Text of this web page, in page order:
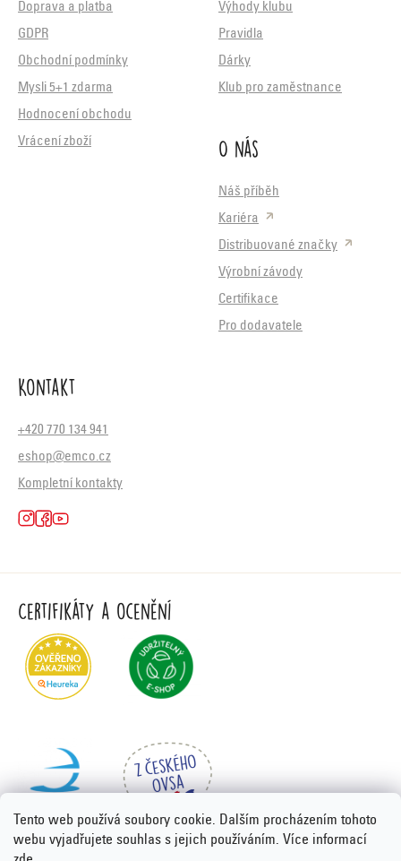
Tento web používá soubory cookie. Dalším procházením tohoto
webu vyjadřujete souhlas s jejich používáním. Více informací
Doprava a platba
GDPR
Obchodní podmínky
Mysli 5+1 zdarma
Hodnocení obchodu
Vrácení zboží
Výhody klubu
Pravidla
Dárky
Klub pro zaměstnance
O nás
Náš příběh
Kariéra
Distribuované značky
Výrobní závody
Certifikace
Pro dodavatele
Kontakt
+420 770 134 941
eshop@emco.cz
Kompletní kontakty
Certifikáty a ocenění